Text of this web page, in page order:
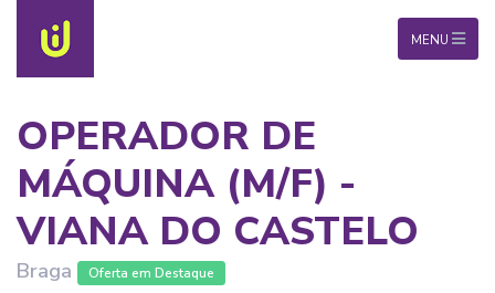
MENU
OPERADOR DE
MÁQUINA (M/F) -
VIANA DO CASTELO
Braga Oferta em Destaque